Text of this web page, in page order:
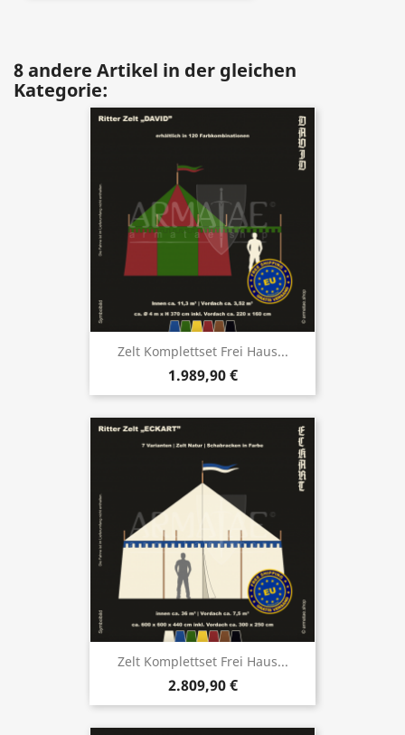
8 andere Artikel in der gleichen
Kategorie:
Zelt Komplettset Frei Haus...
1.989,90 €
Zelt Komplettset Frei Haus...
2.809,90 €